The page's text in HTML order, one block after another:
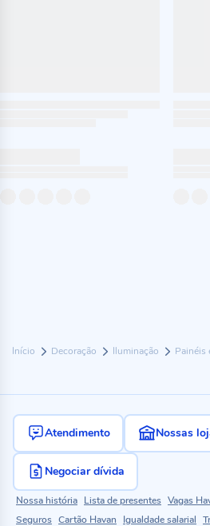
Início Decoração Iluminação Painéis
Atendimento Nossas
Negociar dívida
Nossa história Lista de presentes Vagas
Seguros Cartão Havan Igualdade salarial